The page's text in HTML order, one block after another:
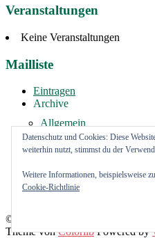
Veranstaltungen
Keine Veranstaltungen
Mailliste
Eintragen
Archive
Allgemein
Vermietung
youtube Kanal
FaceBook Kanal
© Schützenverein Bargteheide
Theme vonColorlibPowered by
Datenschutz und Cookies: Diese
weiterhin nutzt, stimmst du der
Weitere Informationen, beispielsweise
Cookie-Richtlinie